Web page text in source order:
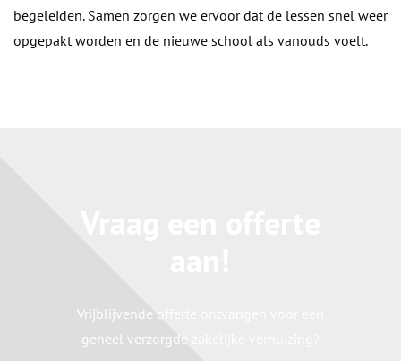
begeleiden. Samen zorgen we ervoor dat de lessen snel weer
opgepakt worden en de nieuwe school als vanouds voelt.
Vrijblijvende offerte ontvangen voor een
geheel verzorgde zakelijke verhuizing?